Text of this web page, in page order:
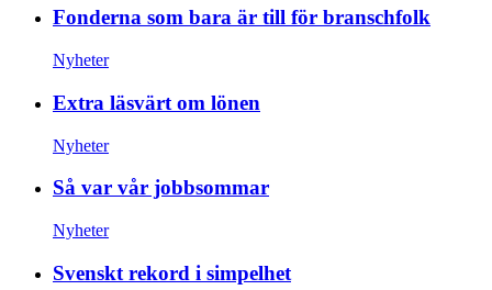
Fonderna som bara är till för branschfolk
Nyheter
Extra läsvärt om lönen
Nyheter
Så var vår jobbsommar
Nyheter
Svenskt rekord i simpelhet